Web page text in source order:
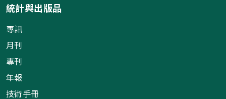
統計與出版品
專訊
月刊
專刊
年報
技術手冊